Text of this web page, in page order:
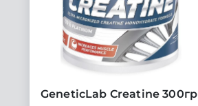
GeneticLab Creatine 300гр